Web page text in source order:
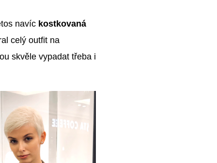
navíc kostkovaná
celý outfit na
skvěle vypadat třeba i